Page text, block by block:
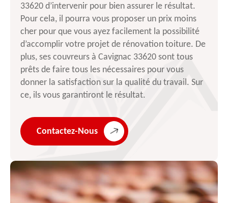
33620 d’intervenir pour bien assurer le résultat.
Pour cela, il pourra vous proposer un prix moins
cher pour que vous ayez facilement la possibilité
d’accomplir votre projet de rénovation toiture. De
plus, ses couvreurs à Cavignac 33620 sont tous
prêts de faire tous les nécessaires pour vous
donner la satisfaction sur la qualité du travail. Sur
ce, ils vous garantiront le résultat.
Contactez-Nous